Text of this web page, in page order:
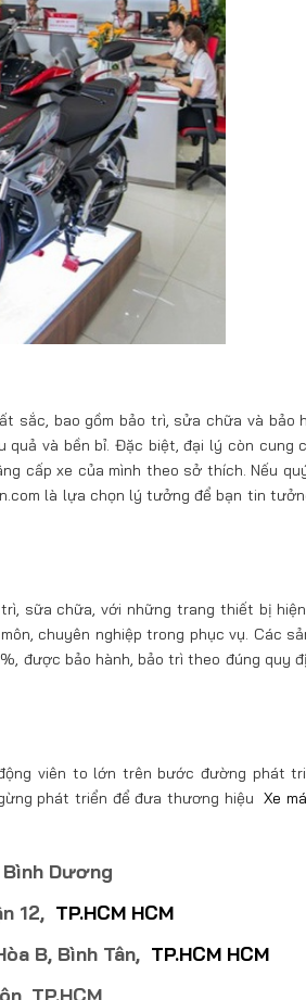
sắc, bao gồm bảo trì, sửa chữa và bảo
quả và bền bỉ. Đặc biệt, đại lý còn cung
cấp xe của mình theo sở thích. Nếu
là lựa chọn lý tưởng để bạn tin
sữa chữa, với những trang thiết bị
chuyên nghiệp trong phục vụ. Các
được bảo hành, bảo trì theo đúng quy
viên to lớn trên bước đường phát
phát triển để đưa thương hiệu Xe
Dương
12, TP.HCM HCM
B, Bình Tân, TP.HCM HCM
TP.HCM